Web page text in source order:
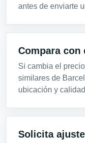
antes de enviarte
Compara con
Si cambia el
similares de
ubicación y
Solicita ajuste